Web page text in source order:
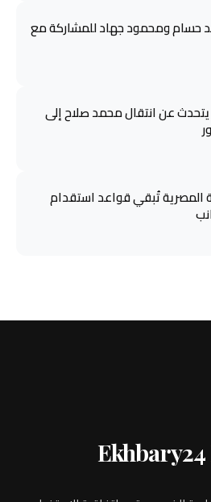
حسام ومحمود جهاد للمشاركة مع
عن انتقال محمد صلاح إلى
المصرية تُبقي قواعد استقدام
Ekhbary24